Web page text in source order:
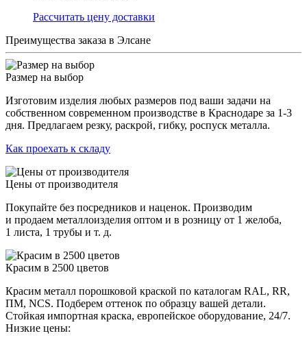
Раcсчитать цену доставки
Преимущества заказа в Элсане
Размер на выбор
Изготовим изделия любых размеров под ваши задачи на
собственном современном производстве в Краснодаре за 1-3
дня. Предлагаем резку, раскрой, гибку, роспуск металла.
Как проехать к складу
Цены от производителя
Покупайте без посредников и наценок. Производим
и продаем металлоизделия оптом и в розницу от 1 желоба,
1 листа, 1 трубы и т. д.
Красим в 2500 цветов
Красим металл порошковой краской по каталогам RAL, RR,
ПМ, NCS. Подберем оттенок по образцу вашей детали.
Стойкая импортная краска, европейское оборудование, 24/7.
Низкие цены: